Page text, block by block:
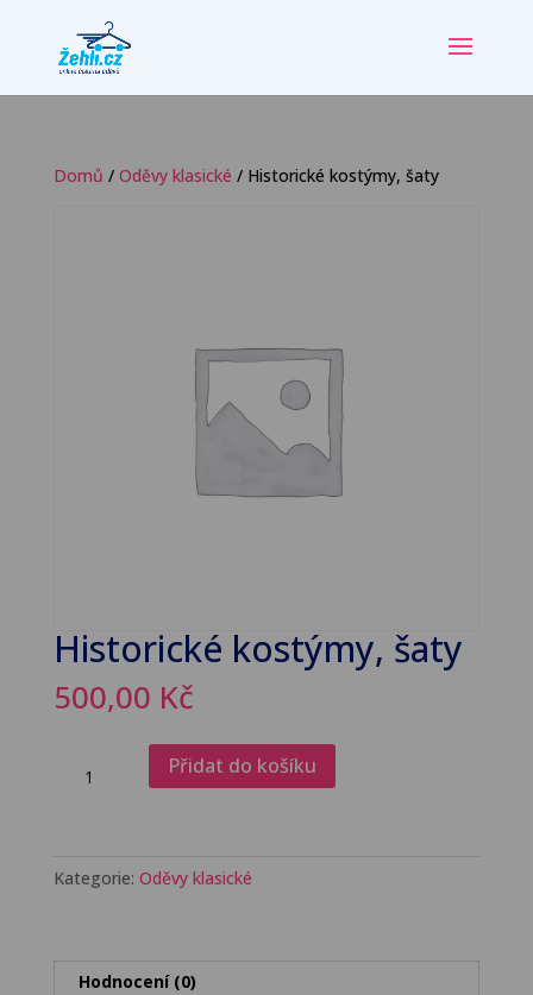
Domů / Oděvy klasické / Historické kostýmy, šaty
Historické kostýmy, šaty
500,00 Kč
kostýmy,
Přidat do košíku
Kategorie: Oděvy klasické
Hodnocení (0)